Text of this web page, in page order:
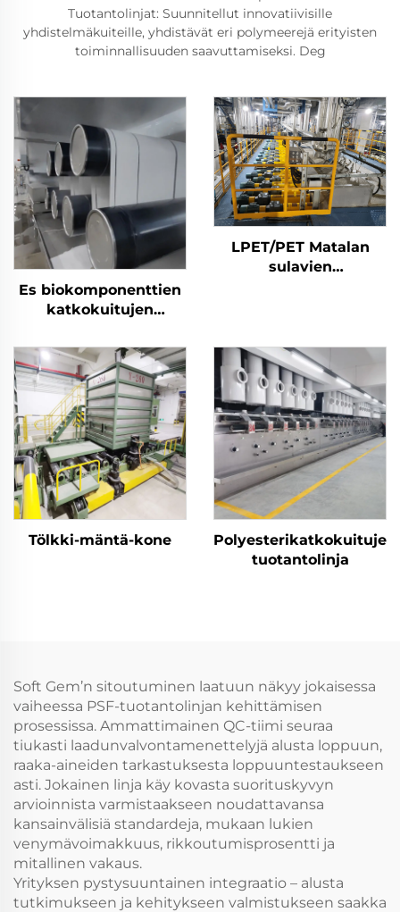
Tuotantolinjat: Suunnitellut innovatiivisille
yhdistelmäkuiteille, yhdistävät eri polymeerejä erityisten
toiminnallisuuden saavuttamiseksi. Deg
Es biokomponenttien
katkokuitujen
LPET/PET Matalan
sulavien
valmistuskone
Tölkki-mäntä-kone
Polyesterikatkokuitujen
tuotantolinja
Soft Gem’n sitoutuminen laatuun näkyy jokaisessa
vaiheessa PSF-tuotantolinjan kehittämisen
prosessissa. Ammattimainen QC-tiimi seuraa
tiukasti laadunvalvontamenettelyjä alusta loppuun,
raaka-aineiden tarkastuksesta loppuuntestaukseen
asti. Jokainen linja käy kovasta suorituskyvyn
arvioinnista varmistaakseen noudattavansa
kansainvälisiä standardeja, mukaan lukien
venymävoimakkuus, rikkoutumisprosentti ja
mitallinen vakaus.
Yrityksen pystysuuntainen integraatio – alusta
tutkimukseen ja kehitykseen valmistukseen saakka